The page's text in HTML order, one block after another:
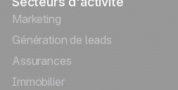
Marketing
Génération de leads
Assurances
Immobilier